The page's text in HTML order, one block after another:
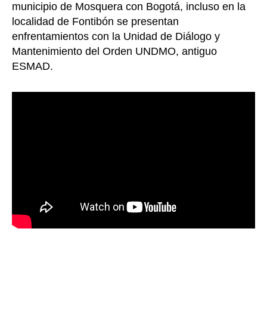
municipio de Mosquera con Bogotá, incluso en la
localidad de Fontibón se presentan
enfrentamientos con la Unidad de Diálogo y
Mantenimiento del Orden UNDMO, antiguo
ESMAD.